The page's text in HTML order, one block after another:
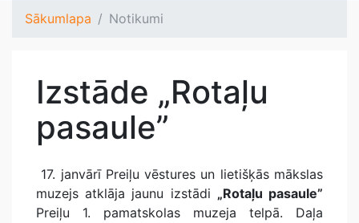
Sākumlapa Notikumi
Izstāde „Rotaļu
pasaule”
17. janvārī Preiļu vēstures un lietišķās mākslas
muzejs atklāja jaunu izstādi „Rotaļu pasaule”
Preiļu 1. pamatskolas muzeja telpā. Daļa